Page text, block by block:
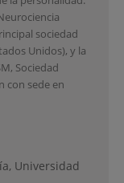
sociedad
Unidos), y la
Sociedad
con sede en
Universidad